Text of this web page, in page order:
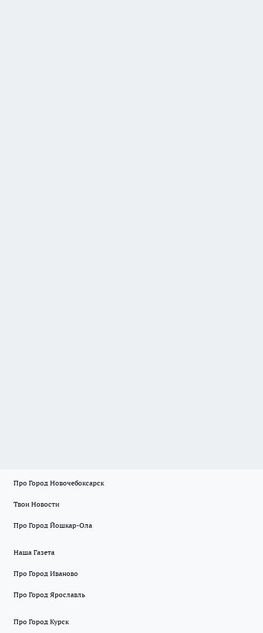
Про Город Новочебоксарск
Твои Новости
Про Город Йошкар-Ола
Наша Газета
Про Город Иваново
Про Город Ярославль
Про Город Курск